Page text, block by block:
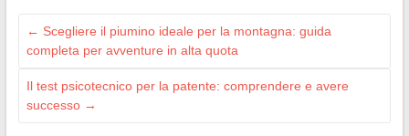
← Scegliere il piumino ideale per la montagna: guida
completa per avventure in alta quota
Il test psicotecnico per la patente: comprendere e avere
successo →